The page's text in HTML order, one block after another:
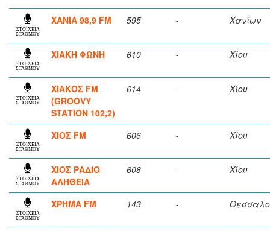
ΣΤΟΙΧΕΙΑ
ΣΤΑΘΜΟΥ
ΧΑΝΙΑ 98,9 FM 595 - Χανίων
ΣΤΟΙΧΕΙΑ
ΣΤΑΘΜΟΥ
ΧΙΑΚΗ ΦΩΝΗ 610 - Χίου
ΣΤΟΙΧΕΙΑ
ΣΤΑΘΜΟΥ
ΧΙΑΚΟΣ FM
(GROOVY
STAΤION 102,2)
614 - Χίου
ΣΤΟΙΧΕΙΑ
ΣΤΑΘΜΟΥ
ΧΙΟΣ FM 606 - Χίου
ΣΤΟΙΧΕΙΑ
ΣΤΑΘΜΟΥ
ΧΙΟΣ ΡΑΔΙΟ
ΑΛΗΘΕΙΑ
608 - Χίου
ΣΤΟΙΧΕΙΑ
ΣΤΑΘΜΟΥ
ΧΡΗΜΑ FM 143 -